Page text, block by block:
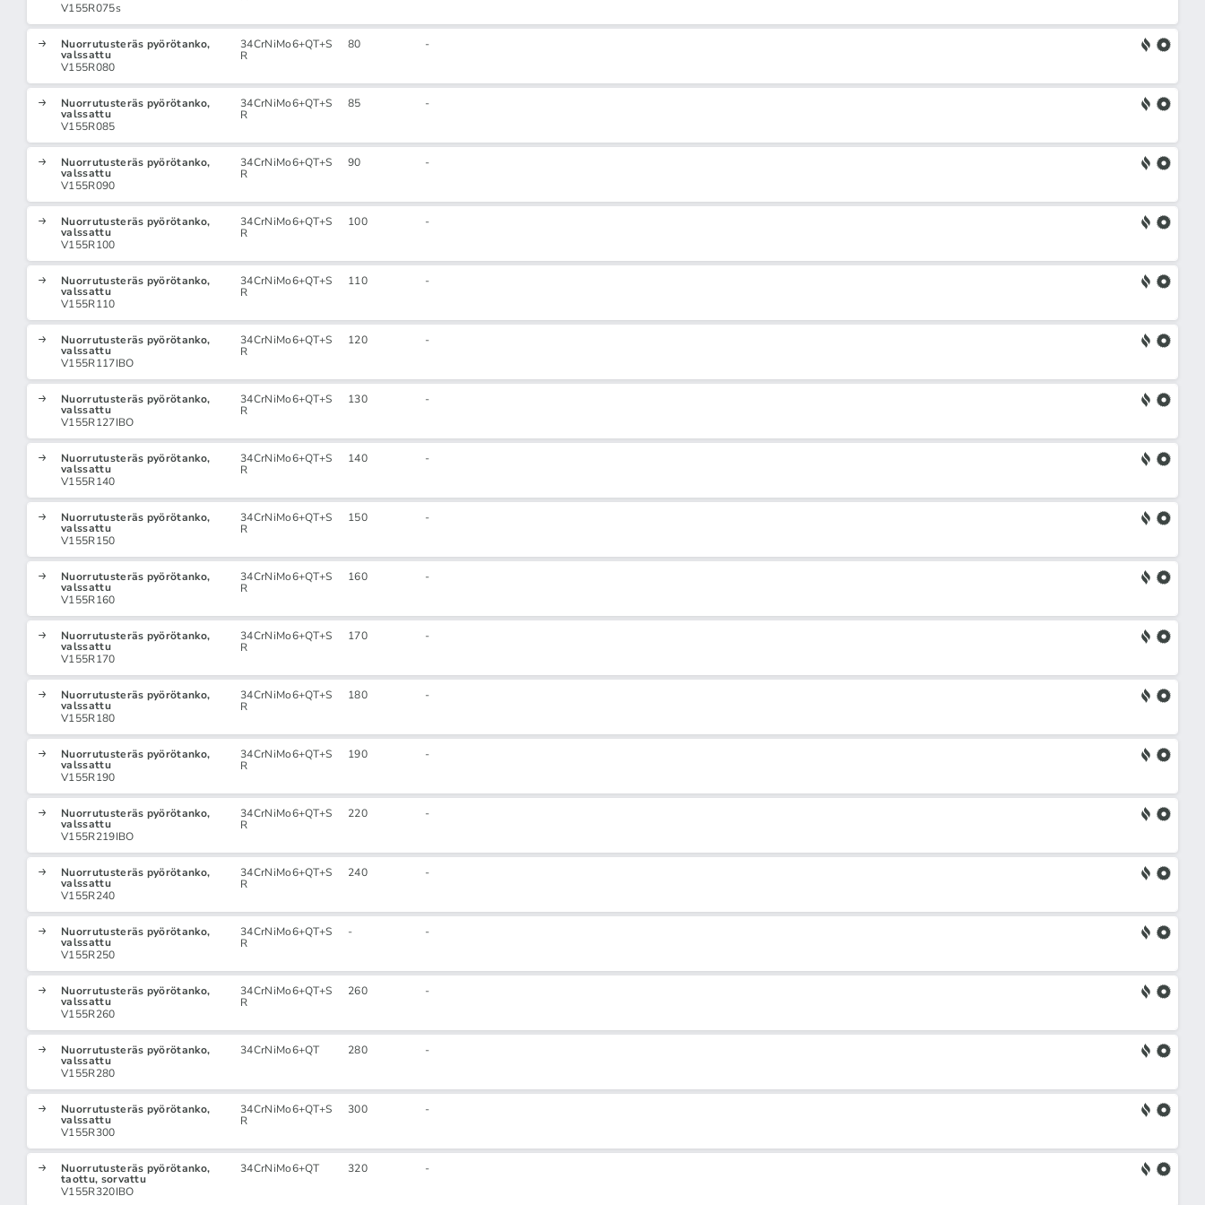
V155R075s
Nuorrutusteräs pyörötanko,
valssattu
V155R080
34CrNiMo6+QT+S
R
80 -
Nuorrutusteräs pyörötanko,
valssattu
V155R085
34CrNiMo6+QT+S
R
85 -
Nuorrutusteräs pyörötanko,
valssattu
V155R090
34CrNiMo6+QT+S
R
90 -
Nuorrutusteräs pyörötanko,
valssattu
V155R100
34CrNiMo6+QT+S
R
100 -
Nuorrutusteräs pyörötanko,
valssattu
V155R110
34CrNiMo6+QT+S
R
110 -
Nuorrutusteräs pyörötanko,
valssattu
V155R117IBO
34CrNiMo6+QT+S
R
120 -
Nuorrutusteräs pyörötanko,
valssattu
V155R127IBO
34CrNiMo6+QT+S
R
130 -
Nuorrutusteräs pyörötanko,
valssattu
V155R140
34CrNiMo6+QT+S
R
140 -
Nuorrutusteräs pyörötanko,
valssattu
V155R150
34CrNiMo6+QT+S
R
150 -
Nuorrutusteräs pyörötanko,
valssattu
V155R160
34CrNiMo6+QT+S
R
160 -
Nuorrutusteräs pyörötanko,
valssattu
V155R170
34CrNiMo6+QT+S
R
170 -
Nuorrutusteräs pyörötanko,
valssattu
V155R180
34CrNiMo6+QT+S
R
180 -
Nuorrutusteräs pyörötanko,
valssattu
V155R190
34CrNiMo6+QT+S
R
190 -
Nuorrutusteräs pyörötanko,
valssattu
V155R219IBO
34CrNiMo6+QT+S
R
220 -
Nuorrutusteräs pyörötanko,
valssattu
V155R240
34CrNiMo6+QT+S
R
240 -
Nuorrutusteräs pyörötanko,
valssattu
V155R250
34CrNiMo6+QT+S
R
- -
Nuorrutusteräs pyörötanko,
valssattu
V155R260
34CrNiMo6+QT+S
R
260 -
Nuorrutusteräs pyörötanko,
valssattu
V155R280
34CrNiMo6+QT 280 -
Nuorrutusteräs pyörötanko,
valssattu
V155R300
34CrNiMo6+QT+S
R
300 -
Nuorrutusteräs pyörötanko,
taottu, sorvattu
V155R320IBO
34CrNiMo6+QT 320 -